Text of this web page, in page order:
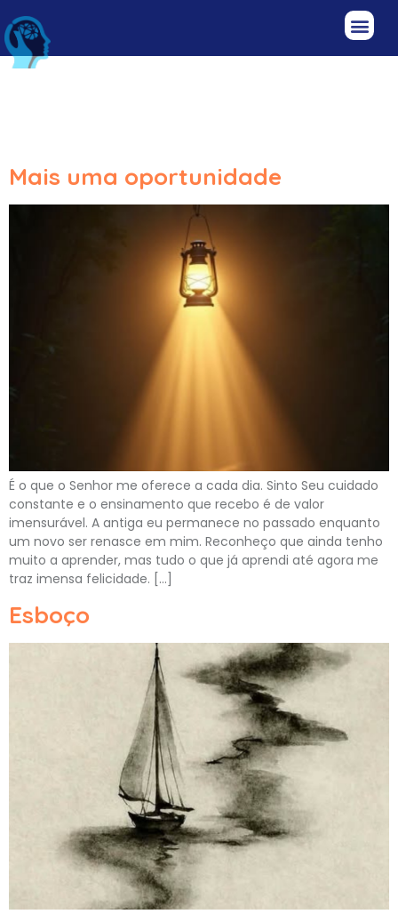
Mais uma oportunidade
É o que o Senhor me oferece a cada dia. Sinto Seu cuidado
constante e o ensinamento que recebo é de valor
imensurável. A antiga eu permanece no passado enquanto
um novo ser renasce em mim. Reconheço que ainda tenho
muito a aprender, mas tudo o que já aprendi até agora me
traz imensa felicidade. […]
Esboço